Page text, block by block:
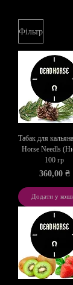
Фільтр
Табак для
Horse Needls
100 гр
Ціна
360,00 ₴
Додати у